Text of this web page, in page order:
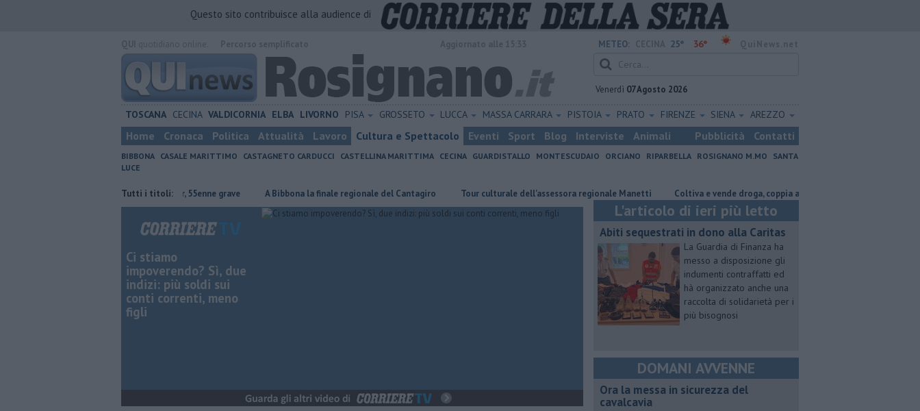
Questo sito contribuisce alla audience di
METEO: 25° 36°
Venerdì 07 Agosto 2026
TOSCANA CECINA VALDICORNIA ELBA LIVORNO PISA GROSSETO LUCCA MASSA CARRARA PISTOIA PRATO FIRENZE SIENA AREZZO
Home Cronaca Politica Attualità Lavoro Cultura e Spettacolo Eventi Sport Blog Interviste Animali Pubblicità Contatti
BIBBONA CASALE MARITTIMO CASTAGNETO CARDUCCI CASTELLINA MARITTIMA CECINA GUARDISTALLO MONTESCUDAIO ORCIANO RIPARBELLA ROSIGNANO M.MO
SANTA
LUCE
Tutti i titoli:
Cade dallo scooter, 55enne grave A Bibbona la finale regionale del Cantagiro Tour culturale dell'assessora regionale Manetti Coltiva e vende droga, coppia arrestata
Ci stiamo
impoverendo? Sì, due
indizi: più soldi sui
conti correnti, meno
figli
L'articolo di ieri più letto
Abiti sequestrati in dono alla Caritas
La Guardia di Finanza ha
messo a disposizione gli
indumenti contraffatti ed
hà organizzato anche una
raccolta di solidarietà per i
più bisognosi
DOMANI AVVENNE
Ora la messa in sicurezza del
cavalcavia